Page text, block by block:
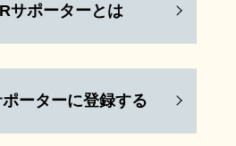
サポーターとは
ーターに登録する